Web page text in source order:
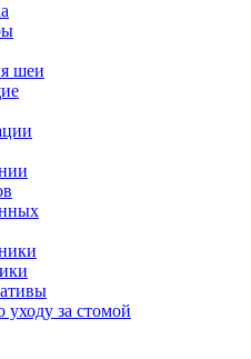
шеи
уходу за стомой